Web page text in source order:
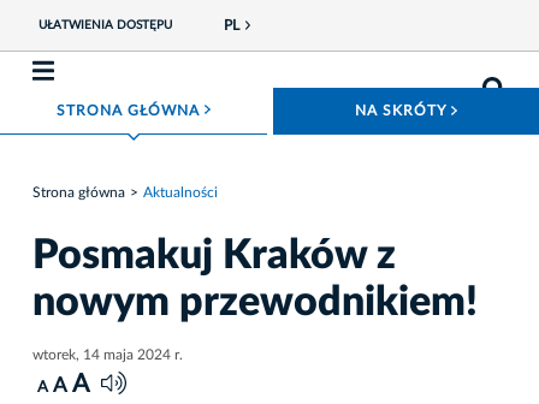
UŁATWIENIA DOSTĘPU PL
STRONA GŁÓWNA ROZWIŃ MENU NA SKRÓTY
Strona główna Aktualności
Posmakuj Kraków z
nowym przewodnikiem!
wtorek, 14 maja 2024 r.
A A A